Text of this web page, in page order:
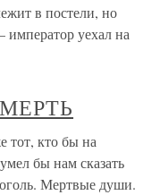
в постели, но
император уехал на
кто бы на
бы нам сказать
Мертвые души.